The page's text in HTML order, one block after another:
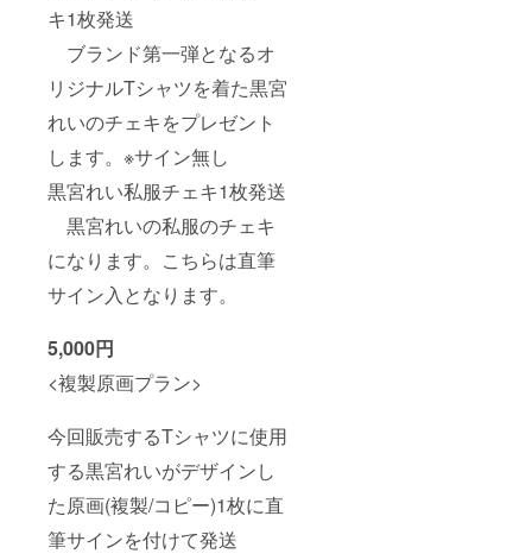
キ1枚発送
ブランド第一弾となるオ
リジナルTシャツを着た黒宮
れいのチェキをプレゼント
します。※サイン無し
黒宮れい私服チェキ1枚発送
黒宮れいの私服のチェキ
になります。こちらは直筆
サイン入となります。
5,000円
<複製原画プラン>
今回販売するTシャツに使用
する黒宮れいがデザインし
た原画(複製/コピー)1枚に直
筆サインを付けて発送